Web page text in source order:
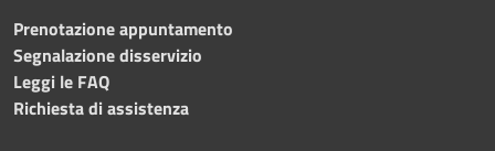
Prenotazione appuntamento
Segnalazione disservizio
Leggi le FAQ
Richiesta di assistenza